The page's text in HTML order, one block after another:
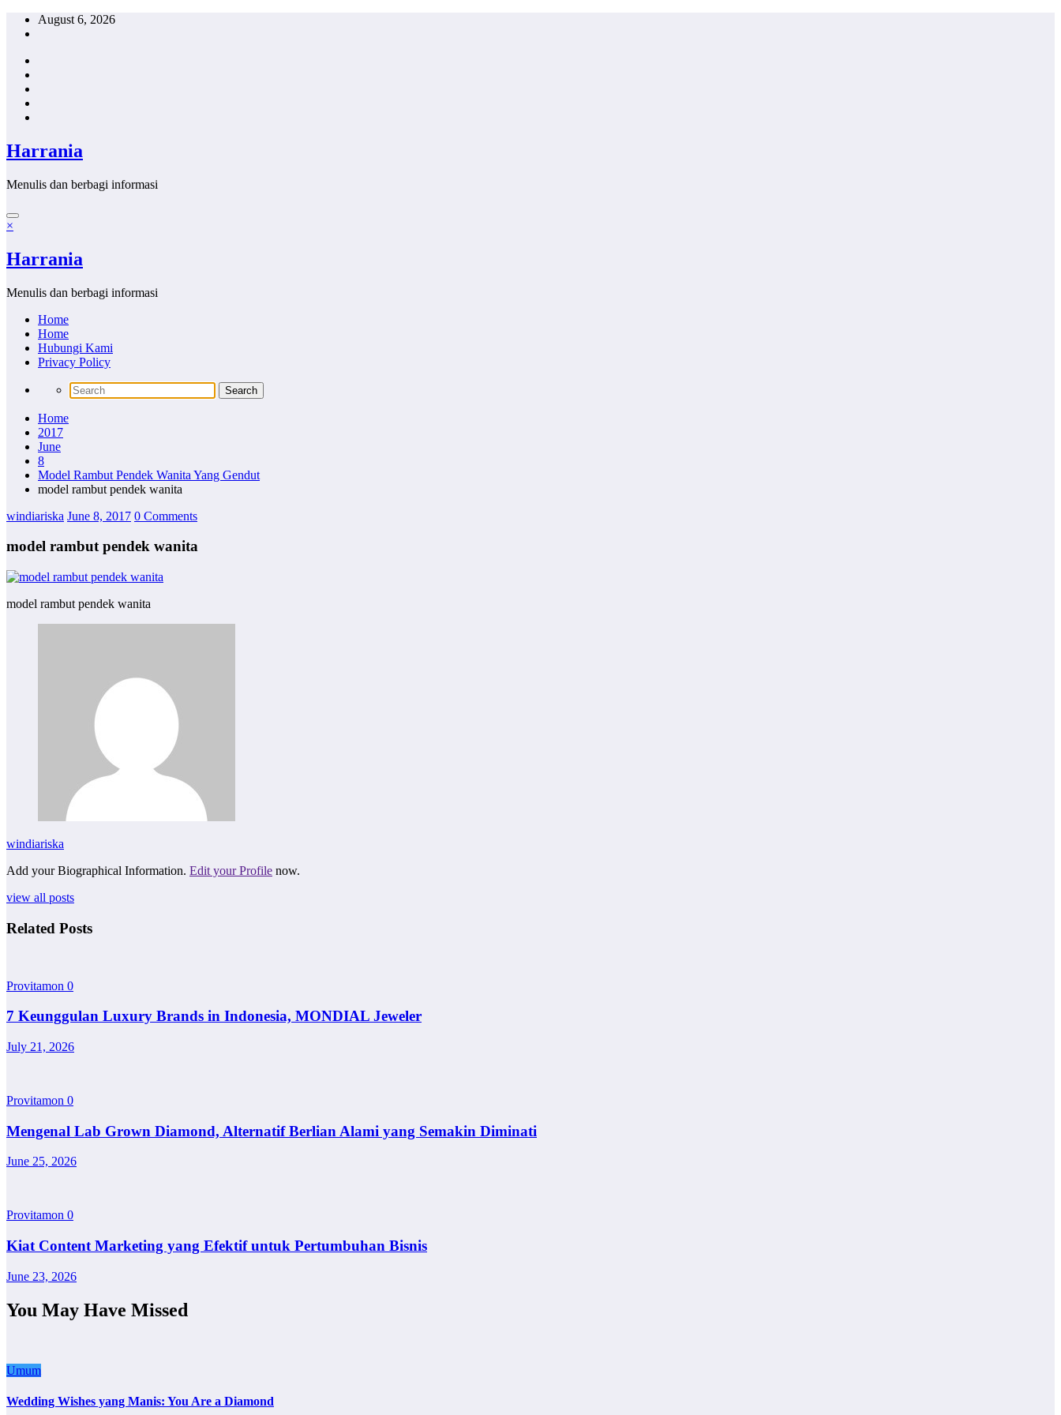
Skip
August 6, 2026
Harrania
Menulis dan berbagi informasi
×
Harrania
Menulis dan berbagi informasi
Home
Home
Hubungi Kami
Privacy Policy
Home
2017
June
8
Model Rambut Pendek Wanita Yang Gendut
model rambut pendek wanita
windiariska June 8, 2017 0 Comments
model rambut pendek wanita
model rambut pendek wanita
windiariska
Add your Biographical Information. Edit your Profile now.
view all posts
Related Posts
Provitamon 0
7 Keunggulan Luxury Brands in Indonesia, MONDIAL Jeweler
July 21, 2026
Provitamon 0
Mengenal Lab Grown Diamond, Alternatif Berlian Alami yang Semakin Diminati
June 25, 2026
Provitamon 0
Kiat Content Marketing yang Efektif untuk Pertumbuhan Bisnis
June 23, 2026
You May Have Missed
Umum
Wedding Wishes yang Manis: You Are a Diamond